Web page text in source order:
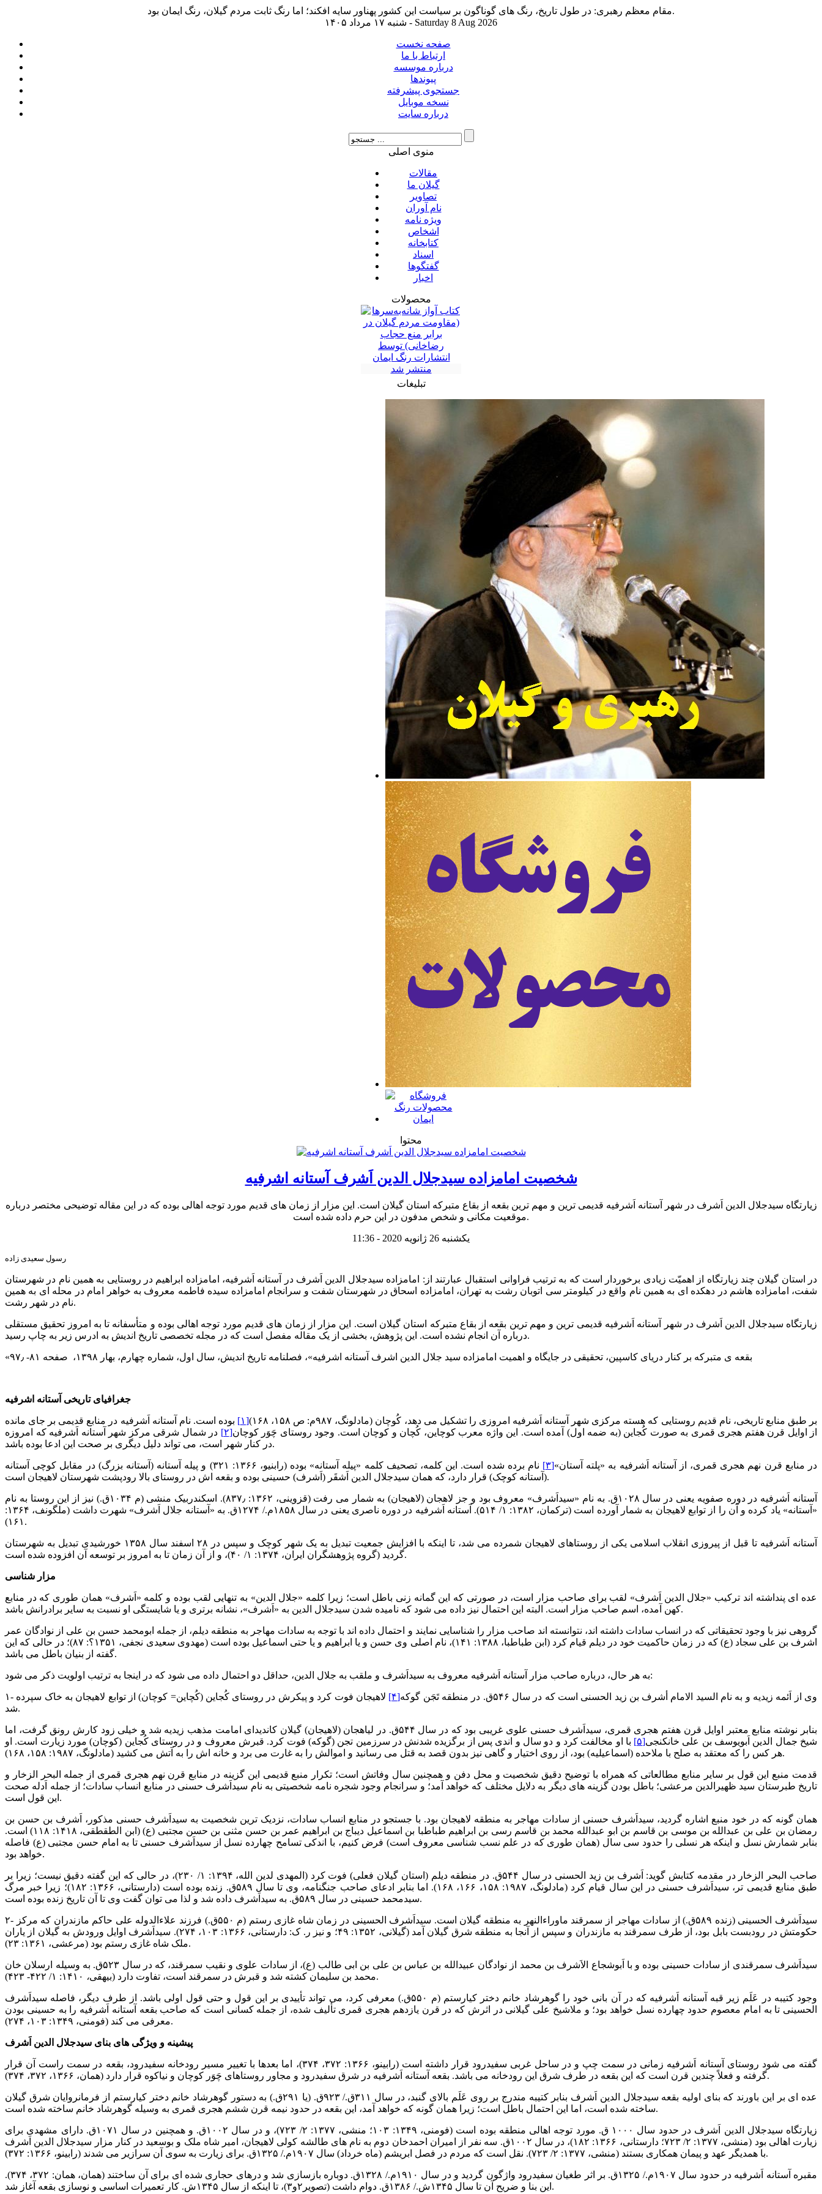
مقام معظم رهبری: در طول تاریخ، رنگ های گوناگون بر سیاست این کشور پهناور سایه افکند؛ اما رنگ ثابت مردم گیلان، رنگ ایمان بود.
شنبه ۱۷ مرداد ۱۴۰۵ - Saturday 8 Aug 2026
صفحه نخست
ارتباط با ما
درباره موسسه
پیوندها
جستجوی پیشرفته
نسخه موبایل
درباره سایت
منوی اصلی
مقالات
گیلان ما
تصاویر
نام آوران
ویژه نامه
اشخاص
کتابخانه
اسناد
گفتگوها
اخبار
محصولات
تبلیغات
محتوا
شخصیت امامزاده سیدجلال الدین اَشرف آستانه اشرفیه
زیارتگاه سیدجلال الدین اَشرف در شهر آستانه اَشرفیه قدیمی ترین و مهم ترین بقعه از بقاع متبرکه استان گیلان است. این مزار از زمان های قدیم مورد توجه اهالی بوده که در این مقاله توضیحی مختصر درباره
موقعیت مکانی و شخص مدفون در این حرم داده شده است.
یکشنبه 26 ژانویه 2020 - 11:36
رسول سعیدی زاده
در استان گیلان چند زیارتگاه از اهمیّت زیادی برخوردار است که به ترتیب فراوانی استقبال عبارتند از: امامزاده سیدجلال الدین اَشرف در آستانه اَشرفیه، امامزاده ابراهیم در روستایی به همین نام در شهرستان
شفت، امامزاده هاشم در دهکده ای به همین نام واقع در کیلومتر سی اتوبان رشت به تهران، امامزاده اسحاق در شهرستان شفت و سرانجام امامزاده سیده فاطمه معروف به خواهر امام در محله ای به همین
نام در شهر رشت.
زیارتگاه سیدجلال الدین اَشرف در شهر آستانه اَشرفیه قدیمی ترین و مهم ترین بقعه از بقاع متبرکه استان گیلان است. این مزار از زمان های قدیم مورد توجه اهالی بوده و متأسفانه تا به امروز تحقیق مستقلی
درباره آن انجام نشده است. این پژوهش، بخشی از یک مقاله مفصل است که در مجله تخصصی تاریخ اندیش به ادرس زیر به چاپ رسید.
«بقعه ی متبرکه بر کنار دریای کاسپین، تحقیقی در جایگاه و اهمیت امامزاده سید جلال الدین اشرف آستانه اشرفیه»، فصلنامه تاریخ اندیش، سال اول، شماره چهارم، بهار ۱۳۹۸، صفحه ۸۱- ۹۷٫
جغرافیای تاریخی آستانه اشرفیه
بر طبق منابع تاریخی، نام قدیم روستایی که هسته مرکزی شهر آستانه اَشرفیه امروزی را تشکیل می دهد، کُوچان (مادلونگ، ۹۸۷م: ص ۱۵۸، ۱۶۸) [۱]
بوده است. نام آستانه اَشرفیه در منابع قدیمی بر جای مانده
از اوایل قرن هفتم هجری قمری به صورت کُجاین (به ضمه اول) آمده است. این واژه معرب کوچاین، کُچان و کوچان است. وجود روستای چَوَر کوچان[۲]
در شمال شرقی مرکز شهر آستانه اَشرفیه که امروزه
در کنار شهر است، می تواند دلیل دیگری بر صحت این ادعا بوده باشد.
در منابع قرن نهم هجری قمری، از آستانه اَشرفیه به «پلته آستان»[۳]
نام برده شده است. این کلمه، تصحیف کلمه «پیله آستانه» بوده (رابنیو، ۱۳۶۶: ۳۲۱) و پیله آستانه (آستانه بزرگ) در مقابل کوچی آستانه
(آستانه کوچک) قرار دارد، که همان سیدجلال الدین اَشقَر (اَشرف) حسینی بوده و بقعه اش در روستای بالا رودپشت شهرستان لاهیجان است.
آستانه اَشرفیه در دوره صفویه یعنی در سال ۱۰۲۸ق. به نام «سیداَشرف» معروف بود و جز لاهجان (لاهیجان) به شمار می رفت (قزوینی، ۱۳۶۲: ۸۳۷٫). اسکندربیک منشی (م ۱۰۳۴ق.) نیز از این روستا به نام
«آستانه» یاد کرده و آن را از توابع لاهیجان به شمار آورده است (ترکمان، ۱۳۸۲: ۱/ ۵۱۴). آستانه اَشرفیه در دوره ناصری یعنی در سال ۱۸۵۸م./ ۱۲۷۴ق. به «آستانه جلال اَشرف» شهرت داشت (ملگونف، ۱۳۶۴:
۱۶۱).
آستانه اَشرفیه تا قبل از پیروزی انقلاب اسلامی یکی از روستاهای لاهیجان شمرده می شد، تا اینکه با افزایش جمعیت تبدیل به یک شهر کوچک و سپس در ۲۸ اسفند سال ۱۳۵۸ خورشیدی تبدیل به شهرستان
گردید (گروه پژوهشگران ایران، ۱۳۷۴: ۱/ ۴۰)، و از آن زمان تا به امروز بر توسعه آن افزوده شده است.
مزار شناسی
عده ای پنداشته اند ترکیب «جلال الدین اَشرف» لقب برای صاحب مزار است، در صورتی که این گمانه زنی باطل است؛ زیرا کلمه «جلال الدین» به تنهایی لقب بوده و کلمه «اَشرف» همان طوری که در منابع
کهن آمده، اسم صاحب مزار است. البته این احتمال نیز داده می شود که نامیده شدن سیدجلال الدین به «اَشرف»، نشانه برتری و یا شایستگی او نسبت به سایر برادرانش باشد.
گروهی نیز با وجود تحقیقاتی که در انساب سادات داشته اند، نتوانسته اند صاحب مزار را شناسایی نمایند و احتمال داده اند با توجه به سادات مهاجر به منطقه دیلم، از جمله ابومحمد حسن بن علی از نوادگان عمر
اشرف بن علی سجاد (ع) که در زمان حاکمیت خود در دیلم قیام کرد (ابن طباطبا، ۱۳۸۸: ۱۴۱)، نام اصلی وی حسن و یا ابراهیم و یا حتی اسماعیل بوده است (مهدوی سعیدی نجفی، ۱۳۵۱؟: ۸۷)؛ در حالی که این
گفته از بنیان باطل می باشد.
به هر حال، درباره صاحب مزار آستانه اَشرفیه معروف به سیداَشرف و ملقب به جلال الدین، حداقل دو احتمال داده می شود که در اینجا به ترتیب اولویت ذکر می شود:
۱- وی از اَئمه زیدیه و به نام السید الامام أشرف بن زید الحسنی است که در سال ۵۴۶ق. در منطقه تَجَن گوکه [۴]
لاهیجان فوت کرد و پیکرش در روستای کُجاین (کُچاین= کوچان) از توابع لاهیجان به خاک سپرده
شد.
بنابر نوشته منابع معتبر اوایل قرن هفتم هجری قمری، سیداَشرف حسنی علوی غریبی بود که در سال ۵۴۴ق. در لیاهجان (لاهیجان) گیلان کاندیدای امامت مذهب زیدیه شد و خیلی زود کارش رونق گرفت، اما
شیخ جمال الدین اَبویوسف بن علی خانکنجی[۵]
با او مخالفت کرد و دو سال و اندی پس از برگزیده شدنش در سرزمین تجن (گوکه) فوت کرد. قبرش معروف و در روستای کُجاین (کوچان) مورد زیارت است. او
هر کس را که معتقد به صلح با ملاحده (اسماعیلیه) بود، از روی اختیار و گاهی نیز بدون قصد به قتل می رسانید و اموالش را به غارت می برد و خانه اش را به آتش می کشید (مادلونگ، ۱۹۸۷: ۱۵۸، ۱۶۸).
قدمت منبع این قول بر سایر منابع مطالعاتی که همراه با توضیح دقیق شخصیت و محل دفن و همچنین سال وفاتش است؛ تکرار منبع قدیمی این گزینه در منابع قرن نهم هجری قمری از جمله البحر الزخار و
تاریخ طبرستان سید ظهیرالدین مرعشی؛ باطل بودن گزینه های دیگر به دلایل مختلف که خواهد آمد؛ و سرانجام وجود شجره نامه شخصیتی به نام سیداَشرف حسنی در منابع انساب سادات؛ از جمله اَدله صحت
این قول است.
همان گونه که در خود منبع اشاره گردید، سیداَشرف حسنی از سادات مهاجر به منطقه لاهیجان بود. با جستجو در منابع انساب سادات، نزدیک ترین شخصیت به سیداَشرف حسنی مذکور، اَشرف بن حسن بن
رمضان بن علی بن عبدالله بن موسی بن قاسم بن ابو عبدالله محمد بن قاسم رسی بن ابراهیم طباطبا بن اسماعیل دیباج بن ابراهیم عمر بن حسن مثنی بن حسن مجتبی (ع) (ابن الطقطقی، ۱۴۱۸: ۱۱۸) است.
بنابر شمارش نسل و اینکه هر نسلی را حدود سی سال (همان طوری که در علم نسب شناسی معروف است) فرض کنیم، با اندکی تسامح چهارده نسل از سیداَشرف حسنی تا به امام حسن مجتبی (ع) فاصله
خواهد بود.
صاحب البحر الزخار در مقدمه کتابش گوید: اَشرف بن زید الحسنی در سال ۵۴۴ق. در منطقه دیلم (استان گیلان فعلی) فوت کرد (المهدی لدین الله، ۱۳۹۴: ۱/ ۲۳۰)، در حالی که این گفته دقیق نیست؛ زیرا بر
طبق منابع قدیمی تر، سیداَشرف حسنی در این سال قیام کرد (مادلونگ، ۱۹۸۷: ۱۵۸، ۱۶۶، ۱۶۸). اما بنابر ادعای صاحب جنگنامه، وی تا سال ۵۸۹ق. زنده بوده است (دارستانی، ۱۳۶۶: ۱۸۲)؛ زیرا خبر مرگ
سیدمحمد حسینی در سال ۵۸۹ق. به سیداَشرف داده شد و لذا می توان گفت وی تا آن تاریخ زنده بوده است.
۲- سیداَشرف الحسینی (زنده ۵۸۹ق.) از سادات مهاجر از سمرقند ماوراءالنهر به منطقه گیلان است. سیداَشرف الحسینی در زمان شاه غازی رستم (م ۵۵۰ق.) فرزند علاءالدوله علی حاکم مازندران که مرکز
حکومتش در رودبست بابل بود، از طرف سمرقند به مازندران و سپس از آنجا به منطقه شرق گیلان آمد (گیلانی، ۱۳۵۲: ۴۹؛ و نیز ر. ک: دارستانی، ۱۳۶۶: ۱۰۳، ۲۷۴). سیداَشرف اوایل ورودش به گیلان از یاران
ملک شاه غازی رستم بود (مرعشی، ۱۳۶۱: ۲۳).
سیداَشرف سمرقندی از سادات حسینی بوده و با اَبوشجاع الاَشرف بن محمد از نوادگان عبیدالله بن عباس بن علی بن ابی طالب (ع)، از سادات علوی و نقیب سمرقند، که در سال ۵۲۳ق. به وسیله ارسلان خان
محمد بن سلیمان کشته شد و قبرش در سمرقند است، تفاوت دارد (بیهقی، ۱۴۱۰: ۱/ ۴۲۲- ۴۲۳).
وجود کتیبه در عَلَم زیر قبه آستانه اَشرفیه که در آن بانی خود را گوهرشاد خانم دختر کیارستم (م ۵۵۰ق.) معرفی کرد، می تواند تأییدی بر این قول و حتی قول اولی باشد. از طرف دیگر، فاصله سیداَشرف
الحسینی تا به امام معصوم حدود چهارده نسل خواهد بود؛ و ملاشیخ علی گیلانی در اثرش که در قرن یازدهم هجری قمری تألیف شده، از جمله کسانی است که صاحب بقعه آستانه اَشرفیه را به حسینی بودن
معرفی می کند (فومنی، ۱۳۴۹: ۱۰۳، ۲۷۴).
پیشینه و ویژگی های بنای سیدجلال الدین اَشرف
گفته می شود روستای آستانه اَشرفیه زمانی در سمت چپ و در ساحل غربی سفیدرود قرار داشته است (رابینو، ۱۳۶۶: ۳۷۲، ۳۷۴)، اما بعدها با تغییر مسیر رودخانه سفیدرود، بقعه در سمت راست آن قرار
گرفته و فعلاً چندین قرن است که این بقعه در طرف شرق این رودخانه می باشد. بقعه آستانه اَشرفیه در شرق سفیدرود و مجاور روستاهای چَوَر کوچان و نیاکوه قرار دارد (همان، ۱۳۶۶، ۳۷۲، ۳۷۴).
عده ای بر این باورند که بنای اولیه بقعه سیدجلال الدین اَشرف بنابر کتیبه مندرج بر روی عَلَم بالای گنبد، در سال ۳۱۱ق./ ۹۲۳ق. (یا ۲۹۱ق.) به دستور گوهرشاد خانم دختر کیارستم از فرمانروایان شرق گیلان
ساخته شده است، اما این احتمال باطل است؛ زیرا همان گونه که خواهد آمد، این بقعه در حدود نیمه قرن ششم هجری قمری به وسیله گوهرشاد خانم ساخته شده است.
زیارتگاه سیدجلال الدین اَشرف در حدود سال ۱۰۰۰ ق. مورد توجه اهالی منطقه بوده است (فومنی، ۱۳۴۹: ۱۰۳؛ منشی، ۱۳۷۷: ۲/ ۷۲۳)، و در سال ۱۰۰۲ق. و همچنین در سال ۱۰۷۱ق. دارای مشهدی برای
زیارت اهالی بود (منشی، ۱۳۷۷: ۲/ ۷۲۳؛ دارستانی، ۱۳۶۶: ۱۸۲)، در سال ۱۰۰۲ق. سه نفر از امیران احمدخان دوم به نام های طالشه کولی لاهیجان، امیر شاه ملک و بوسعید در کنار مزار سیدجلال الدین اَشرف
با همدیگر عهد و پیمان همکاری بستند (منشی، ۱۳۷۷: ۲/ ۷۲۳). نقل است که مردم در فصل ابریشم (ماه خرداد) سال ۱۹۰۷م./ ۱۳۲۵ق. برای زیارت به سوی آن سرازیر می شدند (رابینو، ۱۳۶۶: ۳۷۲).
مقبره آستانه اَشرفیه در حدود سال ۱۹۰۷م./ ۱۳۲۵ق. بر اثر طغیان سفیدرود واژگون گردید و در سال ۱۹۱۰م./ ۱۳۲۸ق. دوباره بازسازی شد و درهای حجاری شده ای برای آن ساختند (همان، همان: ۳۷۲، ۳۷۴).
این بنا و ضریح آن تا سال ۱۳۴۵ش./ ۱۳۸۶ق. دوام داشت (تصویر۲و۳)، تا اینکه از سال ۱۳۴۵ش. کار تعمیرات اساسی و نوسازی بقعه آغاز شد.